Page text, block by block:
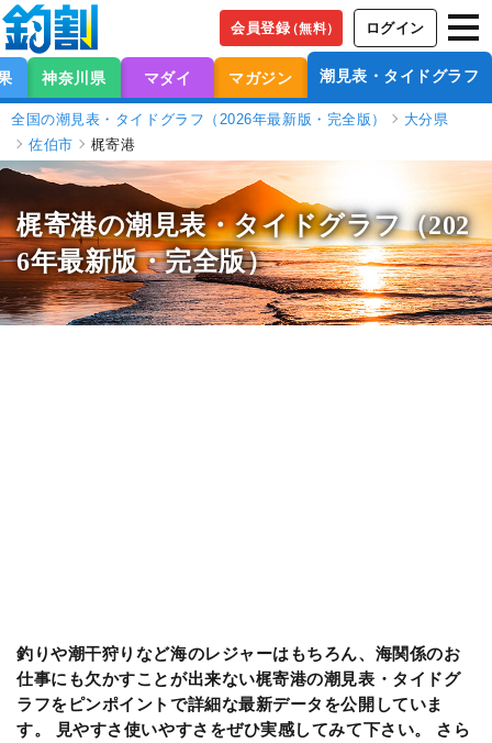
会員登録（無料） ログイン
神奈川県 マダイ マガジン 潮見表・タイドグラフ
全国の潮見表・タイドグラフ（2026年最新版・完全版）
大分県
佐伯市
梶寄港
梶寄港の潮見表・タイドグラフ（202
6年最新版・完全版）
釣りや潮干狩りなど海のレジャーはもちろん、海関係のお
仕事にも欠かすことが出来ない梶寄港の潮見表・タイドグ
ラフをピンポイントで詳細な最新データを公開していま
す。 見やすさ使いやすさをぜひ実感してみて下さい。 さら